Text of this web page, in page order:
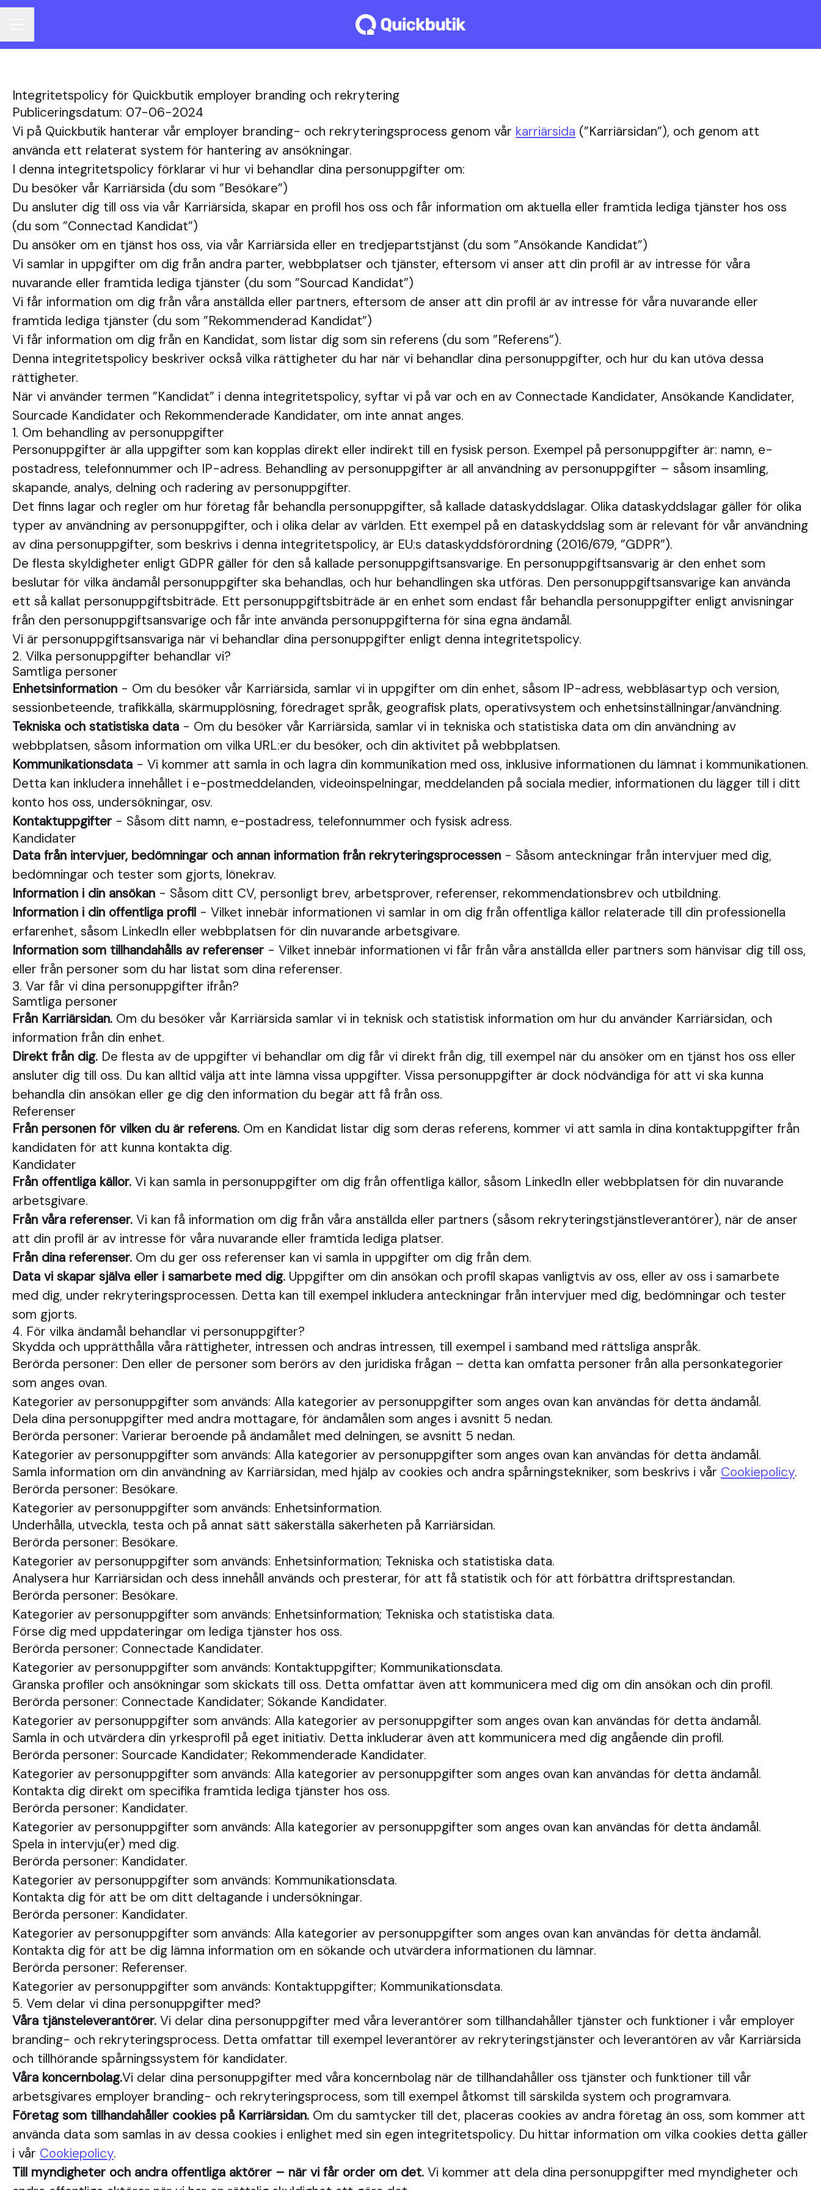
Integritetspolicy för Quickbutik employer branding och rekrytering
Publiceringsdatum: 07-06-2024
Vi på Quickbutik hanterar vår employer branding- och rekryteringsprocess genom vår karriärsida (”Karriärsidan”), och genom att
använda ett relaterat system för hantering av ansökningar.
I denna integritetspolicy förklarar vi hur vi behandlar dina personuppgifter om:
Du besöker vår Karriärsida (du som ”Besökare”)
Du ansluter dig till oss via vår Karriärsida, skapar en profil hos oss och får information om aktuella eller framtida lediga tjänster hos oss
(du som ”Connectad Kandidat”)
Du ansöker om en tjänst hos oss, via vår Karriärsida eller en tredjepartstjänst (du som ”Ansökande Kandidat”)
Vi samlar in uppgifter om dig från andra parter, webbplatser och tjänster, eftersom vi anser att din profil är av intresse för våra
nuvarande eller framtida lediga tjänster (du som ”Sourcad Kandidat”)
Vi får information om dig från våra anställda eller partners, eftersom de anser att din profil är av intresse för våra nuvarande eller
framtida lediga tjänster (du som ”Rekommenderad Kandidat”)
Vi får information om dig från en Kandidat, som listar dig som sin referens (du som ”Referens”).
Denna integritetspolicy beskriver också vilka rättigheter du har när vi behandlar dina personuppgifter, och hur du kan utöva dessa
rättigheter.
När vi använder termen ”Kandidat” i denna integritetspolicy, syftar vi på var och en av Connectade Kandidater, Ansökande Kandidater,
Sourcade Kandidater och Rekommenderade Kandidater, om inte annat anges.
1. Om behandling av personuppgifter
Personuppgifter är alla uppgifter som kan kopplas direkt eller indirekt till en fysisk person. Exempel på personuppgifter är: namn, e-
postadress, telefonnummer och IP-adress. Behandling av personuppgifter är all användning av personuppgifter – såsom insamling,
skapande, analys, delning och radering av personuppgifter.
Det finns lagar och regler om hur företag får behandla personuppgifter, så kallade dataskyddslagar. Olika dataskyddslagar gäller för olika
typer av användning av personuppgifter, och i olika delar av världen. Ett exempel på en dataskyddslag som är relevant för vår användning
av dina personuppgifter, som beskrivs i denna integritetspolicy, är EU:s dataskyddsförordning (2016/679, ”GDPR”).
De flesta skyldigheter enligt GDPR gäller för den så kallade personuppgiftsansvarige. En personuppgiftsansvarig är den enhet som
beslutar för vilka ändamål personuppgifter ska behandlas, och hur behandlingen ska utföras. Den personuppgiftsansvarige kan använda
ett så kallat personuppgiftsbiträde. Ett personuppgiftsbiträde är en enhet som endast får behandla personuppgifter enligt anvisningar
från den personuppgiftsansvarige och får inte använda personuppgifterna för sina egna ändamål.
Vi är personuppgiftsansvariga när vi behandlar dina personuppgifter enligt denna integritetspolicy.
2. Vilka personuppgifter behandlar vi?
Samtliga personer
Enhetsinformation - Om du besöker vår Karriärsida, samlar vi in uppgifter om din enhet, såsom IP-adress, webbläsartyp och version,
sessionbeteende, trafikkälla, skärmupplösning, föredraget språk, geografisk plats, operativsystem och enhetsinställningar/användning.
Tekniska och statistiska data - Om du besöker vår Karriärsida, samlar vi in tekniska och statistiska data om din användning av
webbplatsen, såsom information om vilka URL:er du besöker, och din aktivitet på webbplatsen.
Kommunikationsdata - Vi kommer att samla in och lagra din kommunikation med oss, inklusive informationen du lämnat i kommunikationen.
Detta kan inkludera innehållet i e-postmeddelanden, videoinspelningar, meddelanden på sociala medier, informationen du lägger till i ditt
konto hos oss, undersökningar, osv.
Kontaktuppgifter - Såsom ditt namn, e-postadress, telefonnummer och fysisk adress.
Kandidater
Data från intervjuer, bedömningar och annan information från rekryteringsprocessen - Såsom anteckningar från intervjuer med dig,
bedömningar och tester som gjorts, lönekrav.
Information i din ansökan - Såsom ditt CV, personligt brev, arbetsprover, referenser, rekommendationsbrev och utbildning.
Information i din offentliga profil - Vilket innebär informationen vi samlar in om dig från offentliga källor relaterade till din professionella
erfarenhet, såsom LinkedIn eller webbplatsen för din nuvarande arbetsgivare.
Information som tillhandahålls av referenser - Vilket innebär informationen vi får från våra anställda eller partners som hänvisar dig till oss,
eller från personer som du har listat som dina referenser.
3. Var får vi dina personuppgifter ifrån?
Samtliga personer
Från Karriärsidan. Om du besöker vår Karriärsida samlar vi in teknisk och statistisk information om hur du använder Karriärsidan, och
information från din enhet.
Direkt från dig. De flesta av de uppgifter vi behandlar om dig får vi direkt från dig, till exempel när du ansöker om en tjänst hos oss eller
ansluter dig till oss. Du kan alltid välja att inte lämna vissa uppgifter. Vissa personuppgifter är dock nödvändiga för att vi ska kunna
behandla din ansökan eller ge dig den information du begär att få från oss.
Referenser
Från personen för vilken du är referens. Om en Kandidat listar dig som deras referens, kommer vi att samla in dina kontaktuppgifter från
kandidaten för att kunna kontakta dig.
Kandidater
Från offentliga källor. Vi kan samla in personuppgifter om dig från offentliga källor, såsom LinkedIn eller webbplatsen för din nuvarande
arbetsgivare.
Från våra referenser. Vi kan få information om dig från våra anställda eller partners (såsom rekryteringstjänstleverantörer), när de anser
att din profil är av intresse för våra nuvarande eller framtida lediga platser.
Från dina referenser. Om du ger oss referenser kan vi samla in uppgifter om dig från dem.
Data vi skapar själva eller i samarbete med dig. Uppgifter om din ansökan och profil skapas vanligtvis av oss, eller av oss i samarbete
med dig, under rekryteringsprocessen. Detta kan till exempel inkludera anteckningar från intervjuer med dig, bedömningar och tester
som gjorts.
4. För vilka ändamål behandlar vi personuppgifter?
Skydda och upprätthålla våra rättigheter, intressen och andras intressen, till exempel i samband med rättsliga anspråk.
Berörda personer: Den eller de personer som berörs av den juridiska frågan – detta kan omfatta personer från alla personkategorier
som anges ovan.
Kategorier av personuppgifter som används: Alla kategorier av personuppgifter som anges ovan kan användas för detta ändamål.
Dela dina personuppgifter med andra mottagare, för ändamålen som anges i avsnitt 5 nedan.
Berörda personer: Varierar beroende på ändamålet med delningen, se avsnitt 5 nedan.
Kategorier av personuppgifter som används: Alla kategorier av personuppgifter som anges ovan kan användas för detta ändamål.
Samla information om din användning av Karriärsidan, med hjälp av cookies och andra spårningstekniker, som beskrivs i vår Cookiepolicy.
Berörda personer: Besökare.
Kategorier av personuppgifter som används: Enhetsinformation.
Underhålla, utveckla, testa och på annat sätt säkerställa säkerheten på Karriärsidan.
Berörda personer: Besökare.
Kategorier av personuppgifter som används: Enhetsinformation; Tekniska och statistiska data.
Analysera hur Karriärsidan och dess innehåll används och presterar, för att få statistik och för att förbättra driftsprestandan.
Berörda personer: Besökare.
Kategorier av personuppgifter som används: Enhetsinformation; Tekniska och statistiska data.
Förse dig med uppdateringar om lediga tjänster hos oss.
Berörda personer: Connectade Kandidater.
Kategorier av personuppgifter som används: Kontaktuppgifter; Kommunikationsdata.
Granska profiler och ansökningar som skickats till oss. Detta omfattar även att kommunicera med dig om din ansökan och din profil.
Berörda personer: Connectade Kandidater; Sökande Kandidater.
Kategorier av personuppgifter som används: Alla kategorier av personuppgifter som anges ovan kan användas för detta ändamål.
Samla in och utvärdera din yrkesprofil på eget initiativ. Detta inkluderar även att kommunicera med dig angående din profil.
Berörda personer: Sourcade Kandidater; Rekommenderade Kandidater.
Kategorier av personuppgifter som används: Alla kategorier av personuppgifter som anges ovan kan användas för detta ändamål.
Kontakta dig direkt om specifika framtida lediga tjänster hos oss.
Berörda personer: Kandidater.
Kategorier av personuppgifter som används: Alla kategorier av personuppgifter som anges ovan kan användas för detta ändamål.
Spela in intervju(er) med dig.
Berörda personer: Kandidater.
Kategorier av personuppgifter som används: Kommunikationsdata.
Kontakta dig för att be om ditt deltagande i undersökningar.
Berörda personer: Kandidater.
Kategorier av personuppgifter som används: Alla kategorier av personuppgifter som anges ovan kan användas för detta ändamål.
Kontakta dig för att be dig lämna information om en sökande och utvärdera informationen du lämnar.
Berörda personer: Referenser.
Kategorier av personuppgifter som används: Kontaktuppgifter; Kommunikationsdata.
5. Vem delar vi dina personuppgifter med?
Våra tjänsteleverantörer. Vi delar dina personuppgifter med våra leverantörer som tillhandahåller tjänster och funktioner i vår employer
branding- och rekryteringsprocess. Detta omfattar till exempel leverantörer av rekryteringstjänster och leverantören av vår Karriärsida
och tillhörande spårningssystem för kandidater.
Våra koncernbolag.Vi delar dina personuppgifter med våra koncernbolag när de tillhandahåller oss tjänster och funktioner till vår
arbetsgivares employer branding- och rekryteringsprocess, som till exempel åtkomst till särskilda system och programvara.
Företag som tillhandahåller cookies på Karriärsidan. Om du samtycker till det, placeras cookies av andra företag än oss, som kommer att
använda data som samlas in av dessa cookies i enlighet med sin egen integritetspolicy. Du hittar information om vilka cookies detta gäller
i vår Cookiepolicy.
Till myndigheter och andra offentliga aktörer – när vi får order om det. Vi kommer att dela dina personuppgifter med myndigheter och